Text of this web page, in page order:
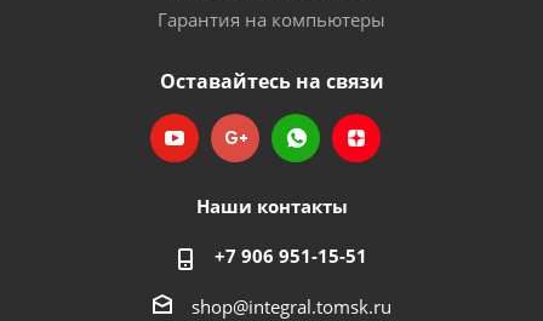
Гарантия на компьютеры
Оставайтесь на связи
Наши контакты
+7 906 951-15-51
shop@integral.tomsk.ru